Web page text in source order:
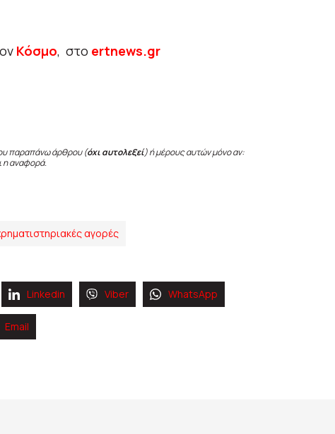
Κόσμο, στο ertnews.gr
παραπάνω άρθρου (όχι αυτολεξεί) ή μέρους αυτών μόνο αν:
η αναφορά.
αγορές
Linkedin Viber WhatsApp
Email